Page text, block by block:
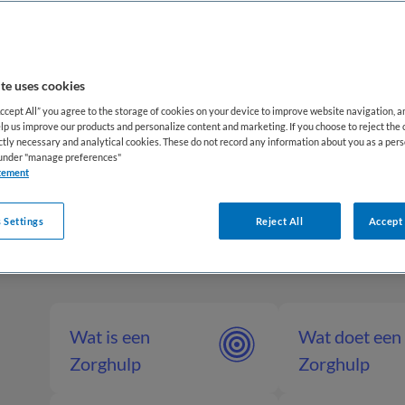
hebben. De werkzaamheden bestaan onder
taken, het verzorgen van maaltijden, het bieden
in de situatie van de cliënt. Hierbij staan
contact en de praktische ondersteuning draagt
kwaliteit van leven van cliënten. De functie
geduld, verantwoordelijkheid en een groot
Wat is een
Zorghulp
Wat doet een
Zorghulp
uses cookies
All” you agree to the storage of cookies on your device to improve website navigation,
us improve our products and personalize content and marketing. If you choose to reject the
necessary and analytical cookies. These do not record any information about you as a
"manage preferences"
Reject All Accept
Settings